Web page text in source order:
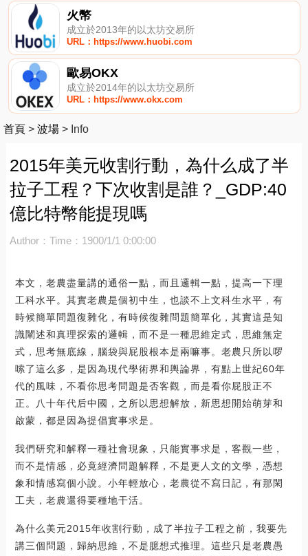
火幣
成立於2013年的以太坊交易所
URL：https://www.huobi.com
歐易OKX
成立於2014年的以太坊交易所
URL：https://www.okx.com
首頁 > 波場 > Info
2015年美元收割行動，為什么成了半
拉子工程？下次收割是誰？_GDP:40
億比特幣能提現嗎
Author： Time：1900/1/1 0:00:00
本文，老農盡量講的通俗一點，而且邏輯一點，提高一下理
工科水平。其實老農是個初中生，也談不上文科生水平，有
時候簡單問題復雜化，有時候復雜問題簡單化，其實這是知
識闡述和真理探索的邏輯，而不是一種思維定式，思維無定
式，思考無底線，腦袋與屁股根本是兩嘛事。老農只所以啰
嗦了這么多，是因為現代學術界和輿論界，有點上世紀60年
代的風味，不看你思考問題是否客觀，而是看你屁股正不
正。八十年代后中國，之所以思想解放，新思想開始萌芽和
啟蒙，都是因為提倡實事求是。
我們研究和解釋一種社會現象，只能實事求是，客觀一些，
而不是情感，必竟經濟問題解釋，不是更人文的文學，憑想
象和情感寫個小說。小年輕放心，老農從不寫日記，有那閑
工夫，老農還得要種地干活。
為什么美元2015年收割行動，成了半拉子工程之前，我要先
講三個問題，歸納思維，不是臆想式推理。這些只是老農愚